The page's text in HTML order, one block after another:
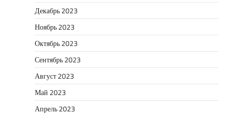
Декабрь 2023
Ноябрь 2023
Октябрь 2023
Сентябрь 2023
Август 2023
Май 2023
Апрель 2023